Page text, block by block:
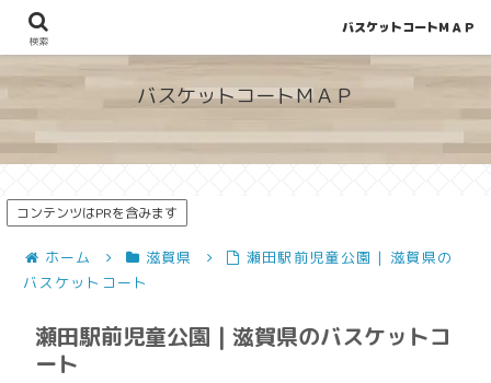
地図から探せる！穴場が見つかるバスケットコート情報
バスケットコートＭＡＰ
コンテンツはPRを含みます
ホーム 滋賀県
瀬田駅前児童公園 | 滋賀県の
バスケットコート
瀬田駅前児童公園 | 滋賀県のバスケットコ
ート
検索
バスケットコートＭＡＰ